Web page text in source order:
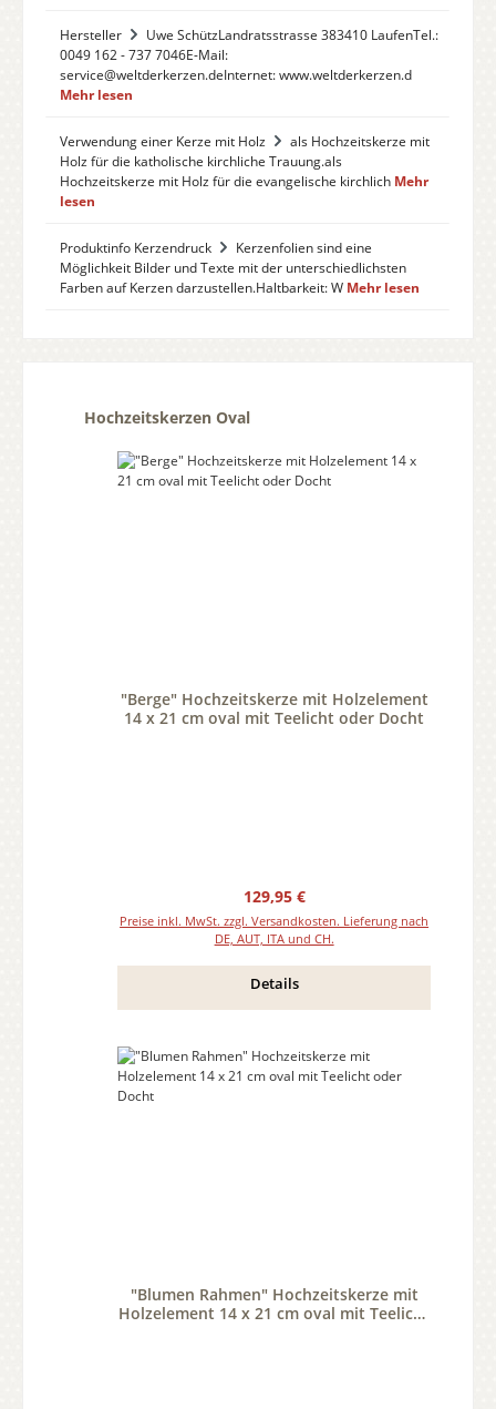
Hersteller
Uwe SchützLandratsstrasse 383410 LaufenTel.:
0049 162 - 737 7046E-Mail:
service@weltderkerzen.deInternet: www.weltderkerzen.d
Mehr lesen
Verwendung einer Kerze mit Holz
als Hochzeitskerze mit
Holz für die katholische kirchliche Trauung.als
Hochzeitskerze mit Holz für die evangelische kirchlich Mehr
lesen
Produktinfo Kerzendruck
Kerzenfolien sind eine
Möglichkeit Bilder und Texte mit der unterschiedlichsten
Farben auf Kerzen darzustellen.Haltbarkeit: W Mehr lesen
Produktgalerie überspringen
Hochzeitskerzen Oval
"Berge" Hochzeitskerze mit Holzelement
14 x 21 cm oval mit Teelicht oder Docht
Regulärer Preis:
129,95 €
Preise inkl. MwSt. zzgl. Versandkosten. Lieferung nach
DE, AUT, ITA und CH.
Details
"Blumen Rahmen" Hochzeitskerze mit
Holzelement 14 x 21 cm oval mit Teelicht